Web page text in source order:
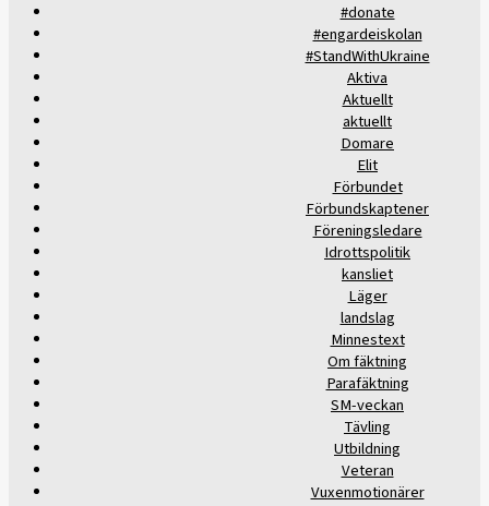
#donate
#engardeiskolan
#StandWithUkraine
Aktiva
Aktuellt
aktuellt
Domare
Elit
Förbundet
Förbundskaptener
Föreningsledare
Idrottspolitik
kansliet
Läger
landslag
Minnestext
Om fäktning
Parafäktning
SM-veckan
Tävling
Utbildning
Veteran
Vuxenmotionärer